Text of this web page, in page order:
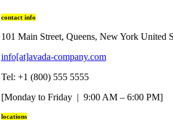
contact info
101 Main Street, Queens, New York United
info[at]avada-company.com
Tel: +1 (800) 555 5555
[Monday to Friday | 9:00 AM – 6:00 PM]
locations